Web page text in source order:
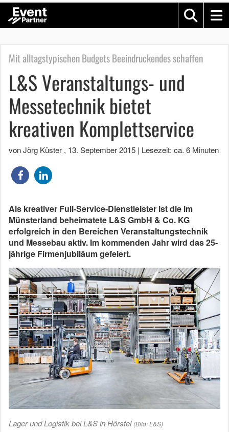
Mit alltagstypischen Budgets Beeindruckendes schaffen
L&S Veranstaltungs- und
Messetechnik bietet
kreativen Komplettservice
von Jörg Küster , 13. September 2015 | Lesezeit: ca. 6 Minuten
Als kreativer Full-Service-Dienstleister ist die im
Münsterland beheimatete L&S GmbH & Co. KG
erfolgreich in den Bereichen Veranstaltungstechnik
und Messebau aktiv. Im kommenden Jahr wird das 25-
jährige Firmenjubiläum gefeiert.
Lager und Logistik bei L&S in Hörstel(Bild: L&S)